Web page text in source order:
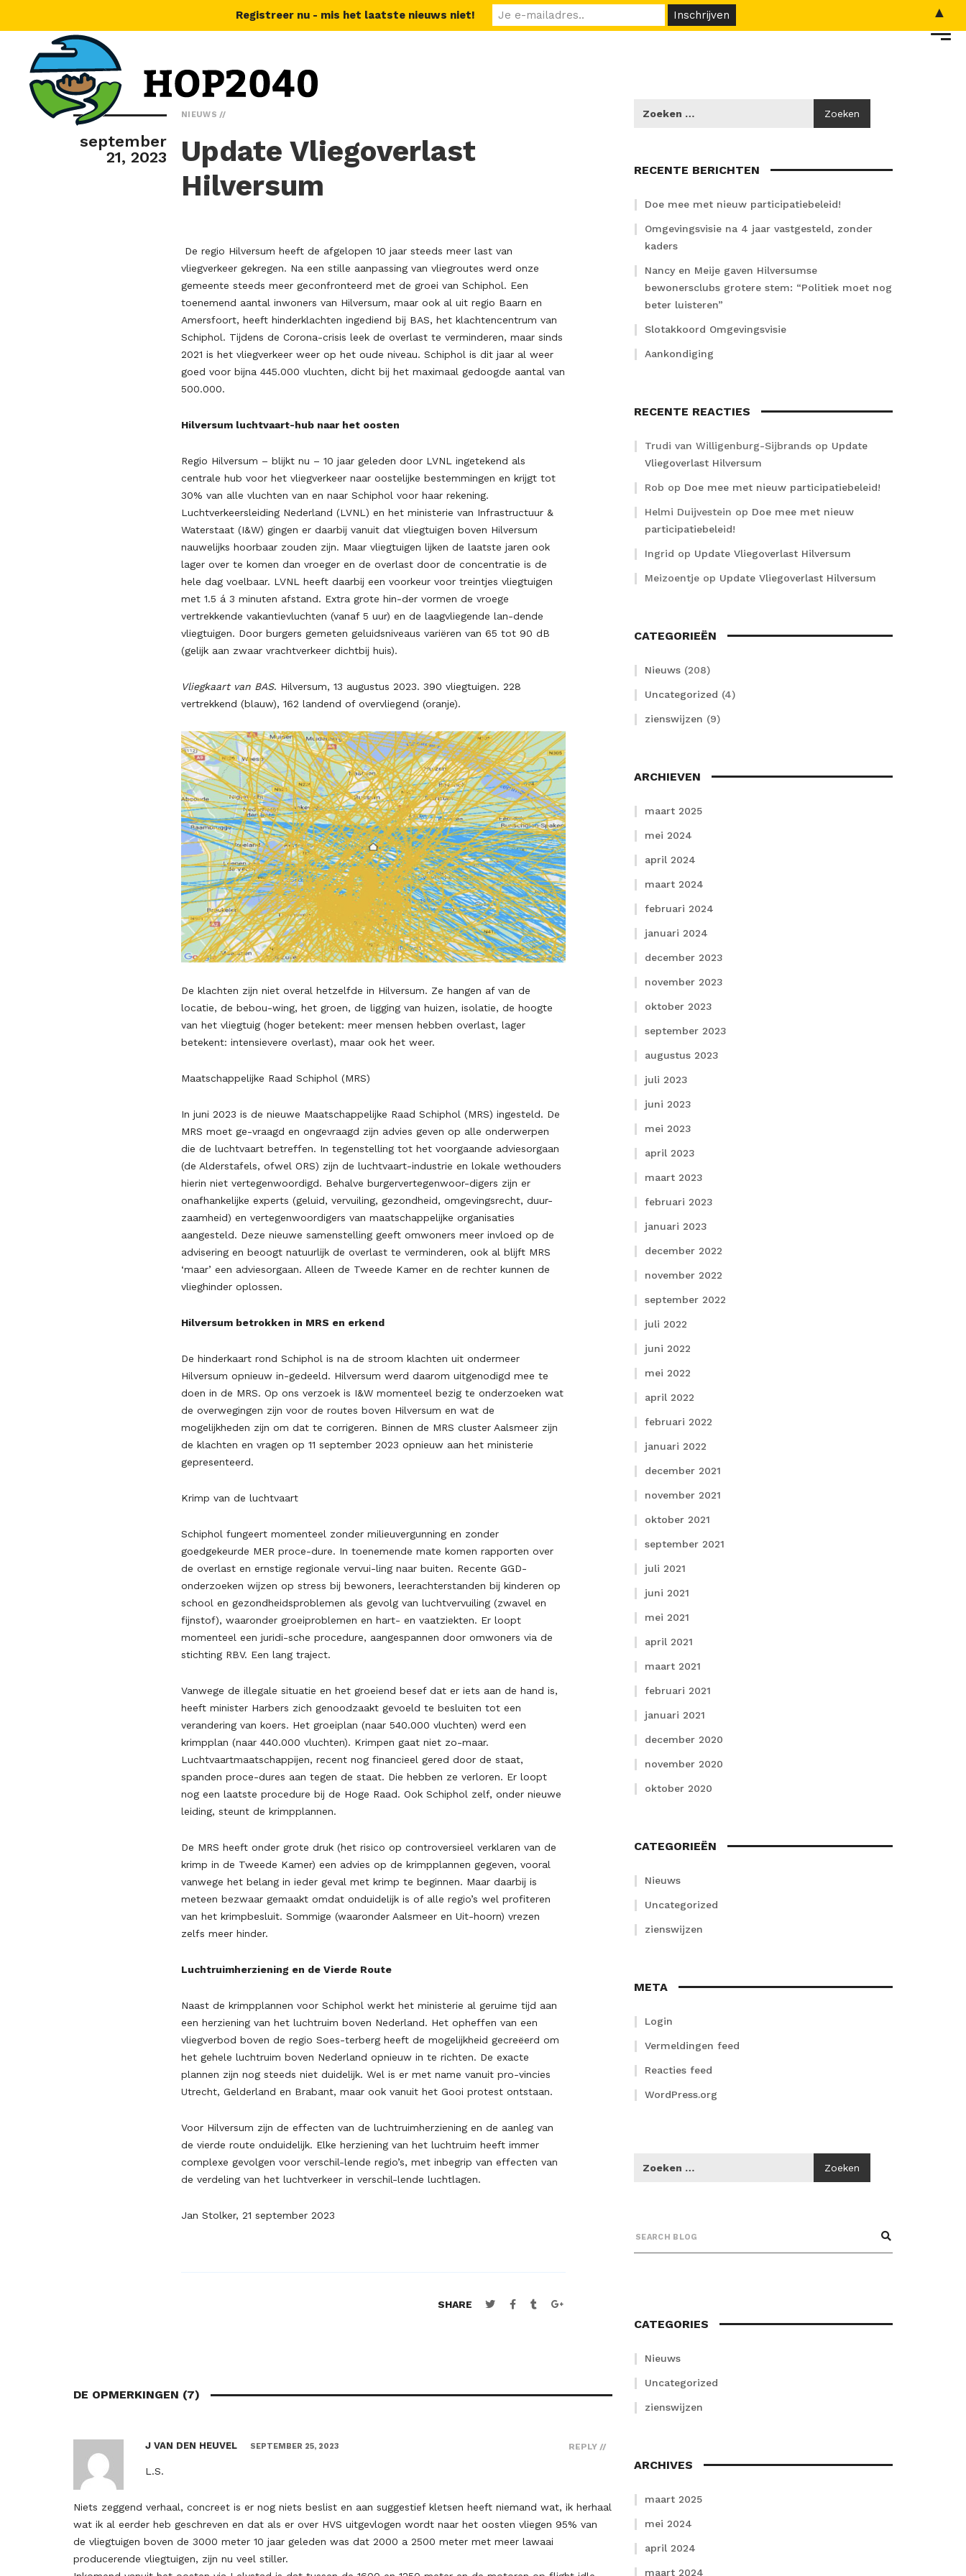
september
21, 2023
NIEUWS
Update Vliegoverlast
Hilversum
De regio Hilversum heeft de afgelopen 10 jaar steeds meer last van
vliegverkeer gekregen. Na een stille aanpassing van vliegroutes werd onze
gemeente steeds meer geconfronteerd met de groei van Schiphol. Een
toenemend aantal inwoners van Hilversum, maar ook al uit regio Baarn en
Amersfoort, heeft hinderklachten ingediend bij BAS, het klachtencentrum van
Schiphol. Tijdens de Corona-crisis leek de overlast te verminderen, maar sinds
2021 is het vliegverkeer weer op het oude niveau. Schiphol is dit jaar al weer
goed voor bijna 445.000 vluchten, dicht bij het maximaal gedoogde aantal van
500.000.
Hilversum luchtvaart-hub naar het oosten
Regio Hilversum – blijkt nu – 10 jaar geleden door LVNL ingetekend als
centrale hub voor het vliegverkeer naar oostelijke bestemmingen en krijgt tot
30% van alle vluchten van en naar Schiphol voor haar rekening.
Luchtverkeersleiding Nederland (LVNL) en het ministerie van Infrastructuur &
Waterstaat (I&W) gingen er daarbij vanuit dat vliegtuigen boven Hilversum
nauwelijks hoorbaar zouden zijn. Maar vliegtuigen lijken de laatste jaren ook
lager over te komen dan vroeger en de overlast door de concentratie is de
hele dag voelbaar. LVNL heeft daarbij een voorkeur voor treintjes vliegtuigen
met 1.5 á 3 minuten afstand. Extra grote hin-der vormen de vroege
vertrekkende vakantievluchten (vanaf 5 uur) en de laagvliegende lan-dende
vliegtuigen. Door burgers gemeten geluidsniveaus variëren van 65 tot 90 dB
(gelijk aan zwaar vrachtverkeer dichtbij huis).
Vliegkaart van BAS. Hilversum, 13 augustus 2023. 390 vliegtuigen. 228
vertrekkend (blauw), 162 landend of overvliegend (oranje).
De klachten zijn niet overal hetzelfde in Hilversum. Ze hangen af van de
locatie, de bebou-wing, het groen, de ligging van huizen, isolatie, de hoogte
van het vliegtuig (hoger betekent: meer mensen hebben overlast, lager
betekent: intensievere overlast), maar ook het weer.
Maatschappelijke Raad Schiphol (MRS)
In juni 2023 is de nieuwe Maatschappelijke Raad Schiphol (MRS) ingesteld. De
MRS moet ge-vraagd en ongevraagd zijn advies geven op alle onderwerpen
die de luchtvaart betreffen. In tegenstelling tot het voorgaande adviesorgaan
(de Alderstafels, ofwel ORS) zijn de luchtvaart-industrie en lokale wethouders
hierin niet vertegenwoordigd. Behalve burgervertegenwoor-digers zijn er
onafhankelijke experts (geluid, vervuiling, gezondheid, omgevingsrecht, duur-
zaamheid) en vertegenwoordigers van maatschappelijke organisaties
aangesteld. Deze nieuwe samenstelling geeft omwoners meer invloed op de
advisering en beoogt natuurlijk de overlast te verminderen, ook al blijft MRS
‘maar’ een adviesorgaan. Alleen de Tweede Kamer en de rechter kunnen de
vlieghinder oplossen.
Hilversum betrokken in MRS en erkend
De hinderkaart rond Schiphol is na de stroom klachten uit ondermeer
Hilversum opnieuw in-gedeeld. Hilversum werd daarom uitgenodigd mee te
doen in de MRS. Op ons verzoek is I&W momenteel bezig te onderzoeken wat
de overwegingen zijn voor de routes boven Hilversum en wat de
mogelijkheden zijn om dat te corrigeren. Binnen de MRS cluster Aalsmeer zijn
de klachten en vragen op 11 september 2023 opnieuw aan het ministerie
gepresenteerd.
Krimp van de luchtvaart
Schiphol fungeert momenteel zonder milieuvergunning en zonder
goedgekeurde MER proce-dure. In toenemende mate komen rapporten over
de overlast en ernstige regionale vervui-ling naar buiten. Recente GGD-
onderzoeken wijzen op stress bij bewoners, leerachterstanden bij kinderen op
school en gezondheidsproblemen als gevolg van luchtvervuiling (zwavel en
fijnstof), waaronder groeiproblemen en hart- en vaatziekten. Er loopt
momenteel een juridi-sche procedure, aangespannen door omwoners via de
stichting RBV. Een lang traject.
Vanwege de illegale situatie en het groeiend besef dat er iets aan de hand is,
heeft minister Harbers zich genoodzaakt gevoeld te besluiten tot een
verandering van koers. Het groeiplan (naar 540.000 vluchten) werd een
krimpplan (naar 440.000 vluchten). Krimpen gaat niet zo-maar.
Luchtvaartmaatschappijen, recent nog financieel gered door de staat,
spanden proce-dures aan tegen de staat. Die hebben ze verloren. Er loopt
nog een laatste procedure bij de Hoge Raad. Ook Schiphol zelf, onder nieuwe
leiding, steunt de krimpplannen.
De MRS heeft onder grote druk (het risico op controversieel verklaren van de
krimp in de Tweede Kamer) een advies op de krimpplannen gegeven, vooral
vanwege het belang in ieder geval met krimp te beginnen. Maar daarbij is
meteen bezwaar gemaakt omdat onduidelijk is of alle regio’s wel profiteren
van het krimpbesluit. Sommige (waaronder Aalsmeer en Uit-hoorn) vrezen
zelfs meer hinder.
Luchtruimherziening en de Vierde Route
Naast de krimpplannen voor Schiphol werkt het ministerie al geruime tijd aan
een herziening van het luchtruim boven Nederland. Het opheffen van een
vliegverbod boven de regio Soes-terberg heeft de mogelijkheid gecreëerd om
het gehele luchtruim boven Nederland opnieuw in te richten. De exacte
plannen zijn nog steeds niet duidelijk. Wel is er met name vanuit pro-vincies
Utrecht, Gelderland en Brabant, maar ook vanuit het Gooi protest ontstaan.
Voor Hilversum zijn de effecten van de luchtruimherziening en de aanleg van
de vierde route onduidelijk. Elke herziening van het luchtruim heeft immer
complexe gevolgen voor verschil-lende regio’s, met inbegrip van effecten van
de verdeling van het luchtverkeer in verschil-lende luchtlagen.
Jan Stolker, 21 september 2023
SHARE
DE OPMERKINGEN (7)
J VAN DEN HEUVEL SEPTEMBER 25, 2023 REPLY
L.S.
Niets zeggend verhaal, concreet is er nog niets beslist en aan suggestief kletsen heeft niemand wat, ik herhaal
wat ik al eerder heb geschreven en dat als er over HVS uitgevlogen wordt naar het oosten vliegen 95% van
de vliegtuigen boven de 3000 meter 10 jaar geleden was dat 2000 a 2500 meter met meer lawaai
producerende vliegtuigen, zijn nu veel stiller.
RECENTE BERICHTEN
Doe mee met nieuw participatiebeleid!
Omgevingsvisie na 4 jaar vastgesteld, zonder
kaders
Nancy en Meije gaven Hilversumse
bewonersclubs grotere stem: “Politiek moet nog
beter luisteren”
Slotakkoord Omgevingsvisie
Aankondiging
RECENTE REACTIES
Trudi van Willigenburg-Sijbrands op Update
Vliegoverlast Hilversum
Rob op Doe mee met nieuw participatiebeleid!
Helmi Duijvestein op Doe mee met nieuw
participatiebeleid!
Ingrid op Update Vliegoverlast Hilversum
Meizoentje op Update Vliegoverlast Hilversum
CATEGORIEËN
Nieuws (208)
Uncategorized (4)
zienswijzen (9)
ARCHIEVEN
maart 2025
mei 2024
april 2024
maart 2024
februari 2024
januari 2024
december 2023
november 2023
oktober 2023
september 2023
augustus 2023
juli 2023
juni 2023
mei 2023
april 2023
maart 2023
februari 2023
januari 2023
december 2022
november 2022
september 2022
juli 2022
juni 2022
mei 2022
april 2022
februari 2022
januari 2022
december 2021
november 2021
oktober 2021
september 2021
juli 2021
juni 2021
mei 2021
april 2021
maart 2021
februari 2021
januari 2021
december 2020
november 2020
oktober 2020
CATEGORIEËN
Nieuws
Uncategorized
zienswijzen
META
Login
Vermeldingen feed
Reacties feed
WordPress.org
CATEGORIES
Nieuws
Uncategorized
zienswijzen
ARCHIVES
maart 2025
mei 2024
april 2024
maart 2024
Registreer nu - mis het laatste nieuws niet! ▲